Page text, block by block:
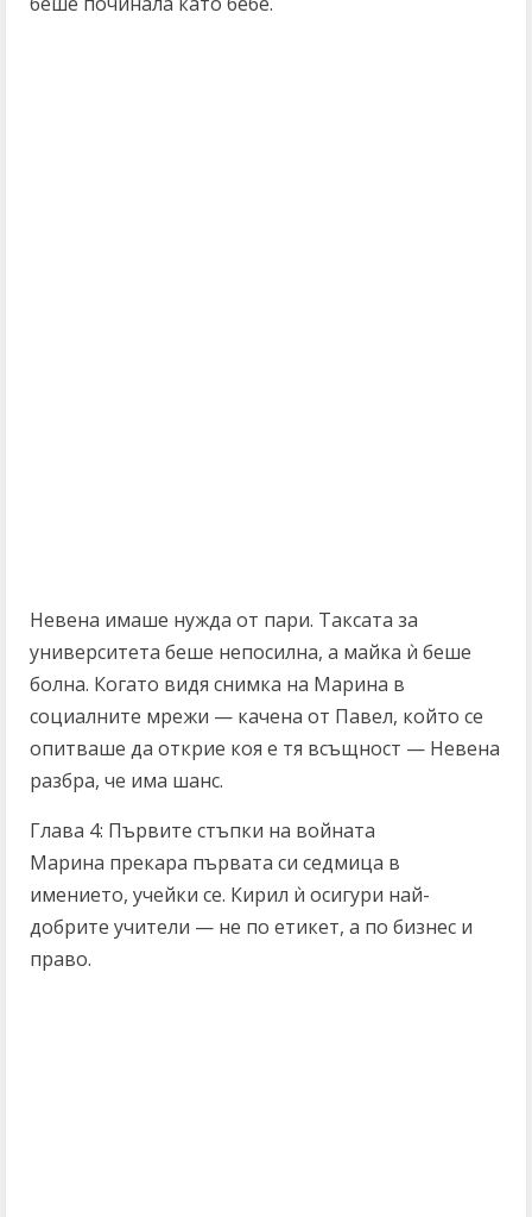
Невена имаше нужда от пари. Таксата за
университета беше непосилна, а майка ѝ беше
болна. Когато видя снимка на Марина в
социалните мрежи — качена от Павел, който се
опитваше да открие коя е тя всъщност — Невена
разбра, че има шанс.
Глава 4: Първите стъпки на войната
Марина прекара първата си седмица в
имението, учейки се. Кирил ѝ осигури най-
добрите учители — не по етикет, а по бизнес и
право.